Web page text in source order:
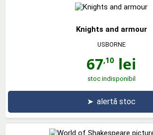
Knights and armour
USBORNE
67,10 lei
stoc indisponibil
➤ alertă stoc